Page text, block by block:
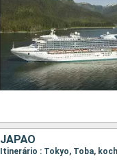
JAPÃO
Itinerário : Tokyo, Toba,